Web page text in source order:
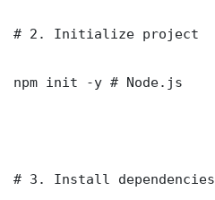
# 2. Initialize project
npm init -y # Node.js
# 3. Install dependencies